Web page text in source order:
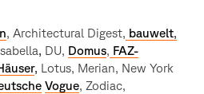
, Architectural Digest, bauwelt,
, DU, Domus, FAZ-
, Lotus, Merian, New York
Vogue, Zodiac,